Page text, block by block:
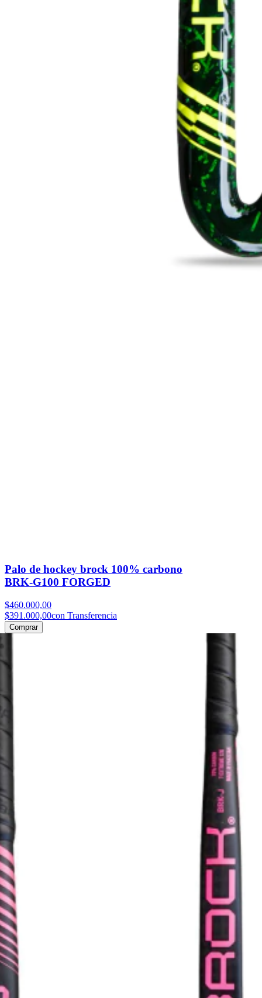
Palo de hockey brock 100% carbono
BRK-G100 FORGED
$460.000,00
$391.000,00con Transferencia
Comprar